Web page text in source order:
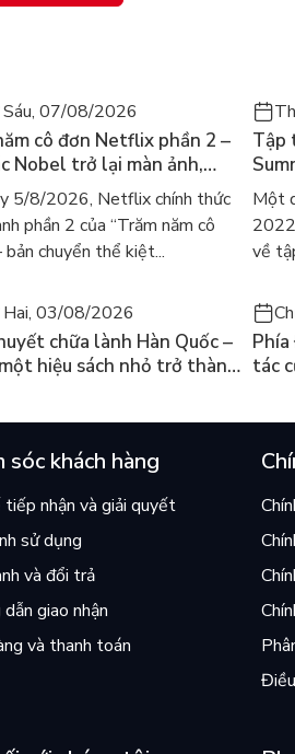
giúp bạn phát triển sự tự tin. Những
nhằm phát triển sự tự tin
bạn cần tự tin?
đủ tự tin?
thấy thoải mái với chính mình.
chính mình ra sao?
07/08/2026
cô đơn Netflix phần 2 –
Nobel trở lại màn ảnh,
tìm đọc lại García
5/8/2026, Netflix chính thức
phần 2 của “Trăm năm cô
chuyển thể kiệt...
Tập
ra
gây
Một
về
03/08/2026
chữa lành Hàn Quốc –
hiệu sách nhỏ trở thành
tác
sóc khách hàng
tiếp nhận và giải quyết
sử dụng
và đổi trả
giao nhận
và thanh toán